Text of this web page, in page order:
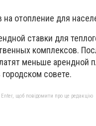
отопление для
ставки для
комплексов.
меньше арендной
совете.
щоб повідомити про це редакцію